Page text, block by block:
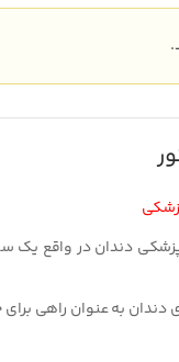
دندان در واقع یک
دندان به عنوان راهی